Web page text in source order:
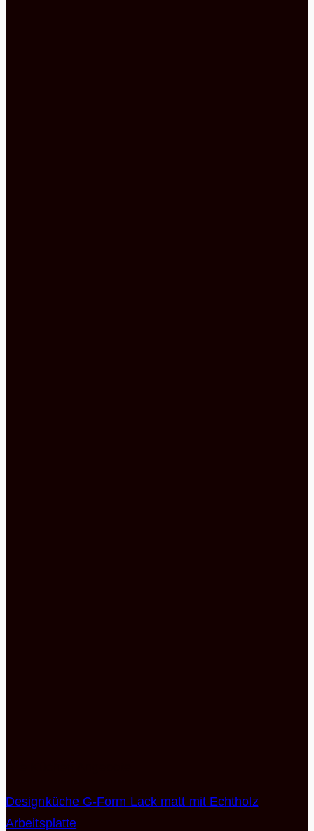
Designküche G-Form Lack matt mit Echtholz
Arbeitsplatte